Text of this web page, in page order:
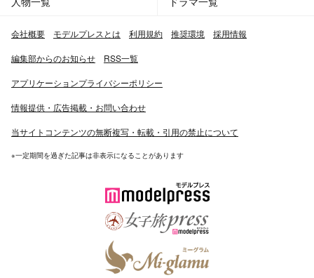
会社概要 モデルプレスとは 利用規約 推奨環境 採用情報
編集部からのお知らせ RSS一覧
アプリケーションプライバシーポリシー
情報提供・広告掲載・お問い合わせ
当サイトコンテンツの無断複写・転載・引用の禁止について
※一定期間を過ぎた記事は非表示になることがあります